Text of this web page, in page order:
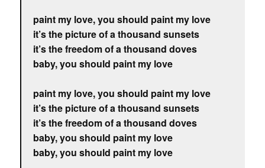
paint my love, you should paint my love
it’s the picture of a thousand sunsets
it’s the freedom of a thousand doves
baby, you should paint my love
paint my love, you should paint my love
it’s the picture of a thousand sunsets
it’s the freedom of a thousand doves
baby, you should paint my love
baby, you should paint my love